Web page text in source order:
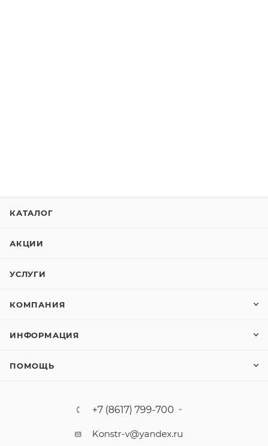
КАТАЛОГ
АКЦИИ
УСЛУГИ
КОМПАНИЯ
ИНФОРМАЦИЯ
ПОМОЩЬ
+7 (8617) 799-700
Konstr-v@yandex.ru